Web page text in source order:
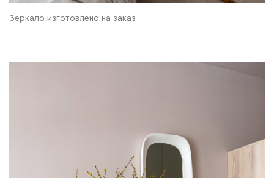
Зеркало изготовлено на заказ